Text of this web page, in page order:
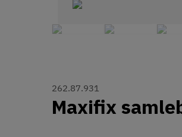
262.87.931
Maxifix